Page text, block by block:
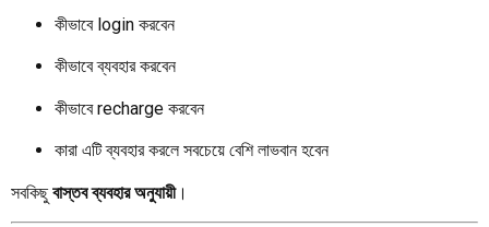
কীভাবে login করবেন
কীভাবে ব্যবহার করবেন
কীভাবে recharge করবেন
কারা এটি ব্যবহার করলে সবচেয়ে বেশি লাভবান হবেন
সবকিছুবাস্তব ব্যবহার অনুযায়ী।